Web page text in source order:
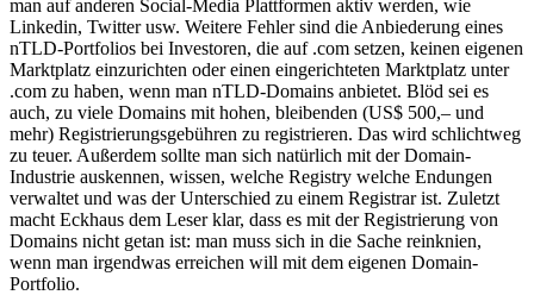
man auf anderen Social-Media Plattformen aktiv werden, wie
Linkedin, Twitter usw. Weitere Fehler sind die Anbiederung eines
nTLD-Portfolios bei Investoren, die auf .com setzen, keinen eigenen
Marktplatz einzurichten oder einen eingerichteten Marktplatz unter
.com zu haben, wenn man nTLD-Domains anbietet. Blöd sei es
auch, zu viele Domains mit hohen, bleibenden (US$ 500,– und
mehr) Registrierungsgebühren zu registrieren. Das wird schlichtweg
zu teuer. Außerdem sollte man sich natürlich mit der Domain-
Industrie auskennen, wissen, welche Registry welche Endungen
verwaltet und was der Unterschied zu einem Registrar ist. Zuletzt
macht Eckhaus dem Leser klar, dass es mit der Registrierung von
Domains nicht getan ist: man muss sich in die Sache reinknien,
wenn man irgendwas erreichen will mit dem eigenen Domain-
Portfolio.